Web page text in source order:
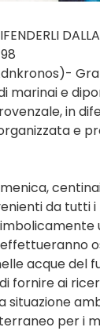
marinai e
in
e
da tutti
acque del
fornire ai
situazione
per i